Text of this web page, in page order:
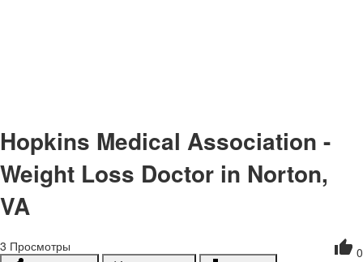
Hopkins Medical Association -
Weight Loss Doctor in Norton,
VA
0
3 Просмотры